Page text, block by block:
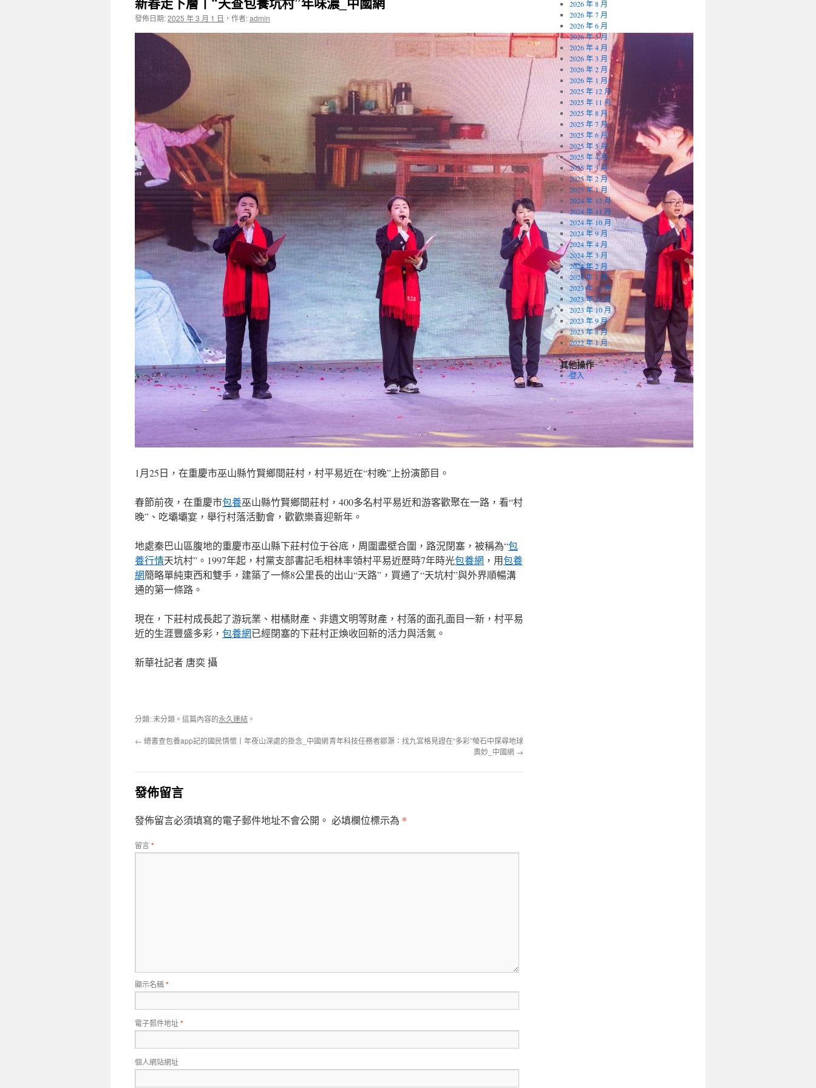
發佈日期:2025 年 3 月 1 日 ， 作者:admin
1月25日，在重慶市巫山縣竹賢鄉間莊村，村平易近在“村晚”上扮演節目。
春節前夜，在重慶市包養巫山縣竹賢鄉間莊村，400多名村平易近和游客歡聚在一路，看“村
晚”、吃壩壩宴，舉行村落活動會，歡歡樂喜迎新年。
地處秦巴山區腹地的重慶市巫山縣下莊村位于谷底，周圍盡壁合圍，路況閉塞，被稱為“包
養行情天坑村”。1997年起，村黨支部書記毛相林率領村平易近歷時7年時光包養網 ，用包養
網簡略單純東西和雙手，建築了一條8公里長的出山“天路”，買通了“天坑村”與外界順暢溝
通的第一條路。
現在，下莊村成長起了游玩業、柑橘財產、非遺文明等財產，村落的面孔面目一新，村平易
近的生涯豐盛多彩， 包養網已經閉塞的下莊村正煥收回新的活力與活氣。
新華社記者 唐奕 攝
分類: 未分類。這篇內容的永久連結 。
← 總書查包養app記的國民情懷丨年夜山深處的掛念_中國網青年科技任務者鄒灝：找九宮格見證在“多彩”螢石中探尋地球
奧妙_中國網 →
發佈留言
發佈留言必須填寫的電子郵件地址不會公開。 必填欄位標示為 *
留言*
顯示名稱*
電子郵件地址*
個人網站網址
2026 年 8 月
2026 年 7 月
2026 年 6 月
2026 年 5 月
2026 年 4 月
2026 年 3 月
2026 年 2 月
2026 年 1 月
2025 年 12 月
2025 年 11 月
2025 年 8 月
2025 年 7 月
2025 年 6 月
2025 年 5 月
2025 年 4 月
2025 年 3 月
2025 年 2 月
2025 年 1 月
2024 年 12 月
2024 年 11 月
2024 年 10 月
2024 年 9 月
2024 年 4 月
2024 年 3 月
2024 年 2 月
2024 年 1 月
2023 年 12 月
2023 年 11 月
2023 年 10 月
2023 年 9 月
2023 年 8 月
2022 年 1 月
其他操作
登入